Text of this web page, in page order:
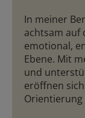
In meiner
achtsam auf
emotional,
Ebene. Mit
und
eröffnen
Orientierung